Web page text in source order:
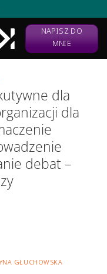
NAPISZ DO
MNIE
dla
dla
debat –
GŁUCHOWSKA